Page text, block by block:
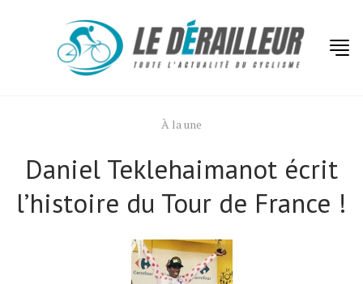
À la une
Daniel Teklehaimanot écrit
l’histoire du Tour de France !